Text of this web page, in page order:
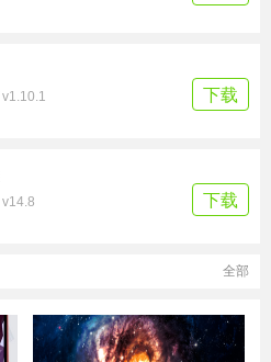
冒险解谜 / 33.96M / v1.10.1 下载
冒险解谜 / 87.25M / v14.8 下载
全部